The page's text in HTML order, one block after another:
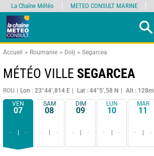
Accueil Roumanie Dolj Segarcea
MÉTÉO VILLE SEGARCEA
ROU Lon : 23°44’,814 E Lat : 44°5’,58 N
Alt : 128m
VEN
07
- -
SAM
08
- -
DIM
09
- -
LUN
10
- -
MAR
11
- -
La Chaîne Météo METEO CONSULT MARINE